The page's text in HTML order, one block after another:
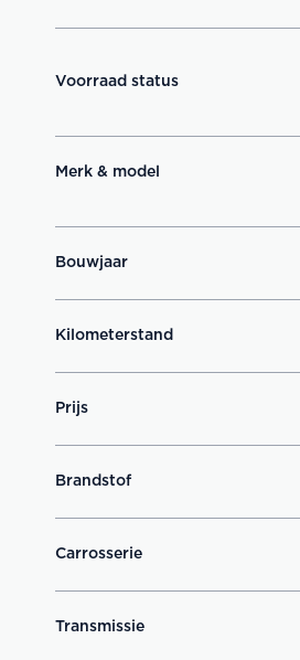
Voorraad status
Merk & model
Bouwjaar
Kilometerstand
Prijs
Brandstof
Carrosserie
Transmissie